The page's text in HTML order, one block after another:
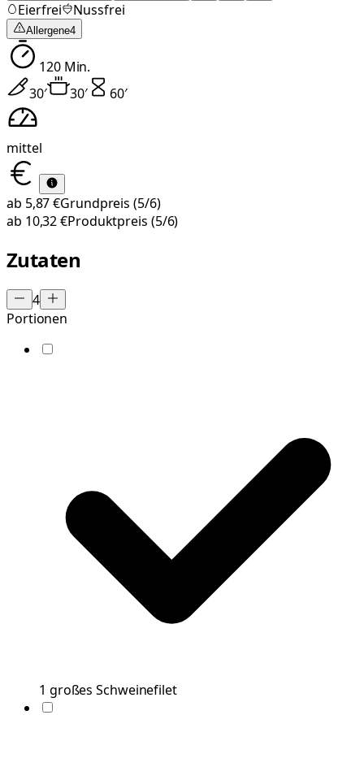
Eierfrei Nussfrei
Allergene4
120Min.
30′ 30′ 60′
mittel
ab 5,87 €Grundpreis (5/6)
ab 10,32 €Produktpreis (5/6)
Zutaten
4
Portionen
1 großes Schweinefilet